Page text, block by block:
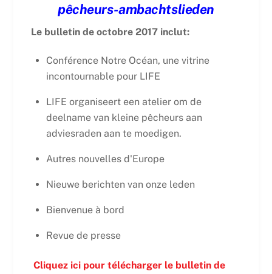
pêcheurs-ambachtslieden
Le bulletin de octobre 2017 inclut:
Conférence Notre Océan, une vitrine
incontournable pour LIFE
LIFE organiseert een atelier om de
deelname van kleine pêcheurs aan
adviesraden aan te moedigen.
Autres nouvelles d'Europe
Nieuwe berichten van onze leden
Bienvenue à bord
Revue de presse
Cliquez ici pour télécharger le bulletin de